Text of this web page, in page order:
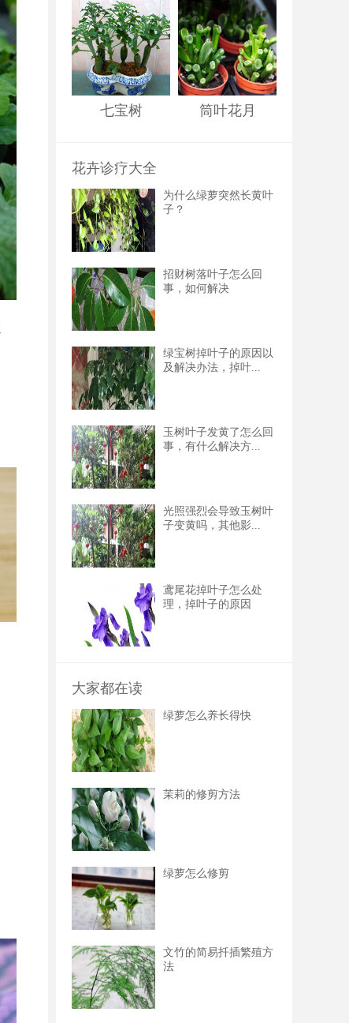
七宝树 筒叶花月
花卉诊疗大全
为什么绿萝突然长黄叶
子？
招财树落叶子怎么回
事，如何解决
绿宝树掉叶子的原因以
及解决办法，掉叶...
玉树叶子发黄了怎么回
事，有什么解决方...
光照强烈会导致玉树叶
子变黄吗，其他影...
鸢尾花掉叶子怎么处
理，掉叶子的原因
大家都在读
绿萝怎么养长得快
茉莉的修剪方法
绿萝怎么修剪
文竹的简易扦插繁殖方
法